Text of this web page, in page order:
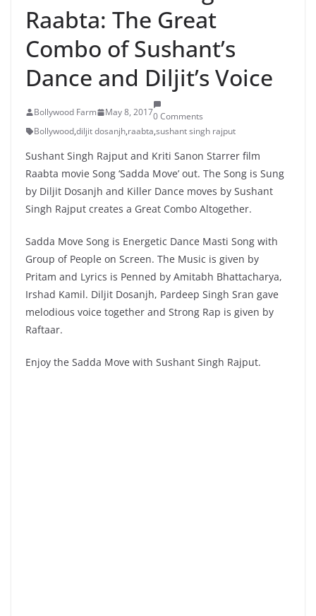
Raabta: The Great
Combo of Sushant’s
Dance and Diljit’s Voice
Bollywood Farm May 8, 20170 Comments
Bollywood,diljit dosanjh,raabta,sushant singh rajput
Sushant Singh Rajput and Kriti Sanon Starrer film
Raabta movie Song ‘Sadda Move’ out. The Song is Sung
by Diljit Dosanjh and Killer Dance moves by Sushant
Singh Rajput creates a Great Combo Altogether.
Sadda Move Song is Energetic Dance Masti Song with
Group of People on Screen. The Music is given by
Pritam and Lyrics is Penned by Amitabh Bhattacharya,
Irshad Kamil. Diljit Dosanjh, Pardeep Singh Sran gave
melodious voice together and Strong Rap is given by
Raftaar.
Enjoy the Sadda Move with Sushant Singh Rajput.